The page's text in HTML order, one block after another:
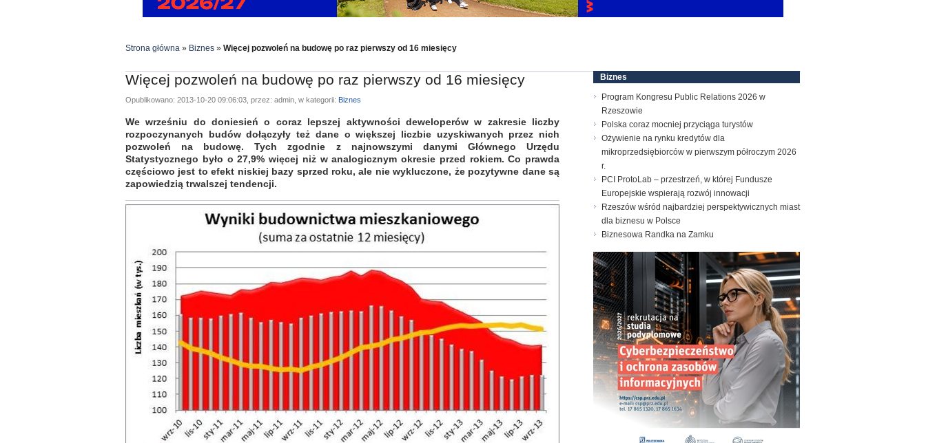
Strona główna » Biznes » Więcej pozwoleń na budowę po raz pierwszy od 16 miesięcy
Więcej pozwoleń na budowę po raz pierwszy od 16 miesięcy
Opublikowano: 2013-10-20 09:06:03, przez: admin, w kategorii: Biznes
We wrześniu do doniesień o coraz lepszej aktywności deweloperów w zakresie liczby
rozpoczynanych budów dołączyły też dane o większej liczbie uzyskiwanych przez nich
pozwoleń na budowę. Tych zgodnie z najnowszymi danymi Głównego Urzędu
Statystycznego było o 27,9% więcej niż w analogicznym okresie przed rokiem. Co prawda
częściowo jest to efekt niskiej bazy sprzed roku, ale nie wykluczone, że pozytywne dane są
zapowiedzią trwalszej tendencji.
Biznes
Program Kongresu Public Relations 2026 w
Rzeszowie
Polska coraz mocniej przyciąga turystów
Ożywienie na rynku kredytów dla
mikroprzedsiębiorców w pierwszym półroczym 2026
r.
PCI ProtoLab – przestrzeń, w której Fundusze
Europejskie wspierają rozwój innowacji
Rzeszów wśród najbardziej perspektywicznych miast
dla biznesu w Polsce
Biznesowa Randka na Zamku